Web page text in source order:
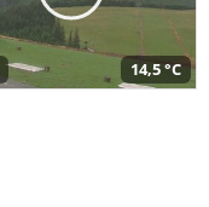
14,5 °C